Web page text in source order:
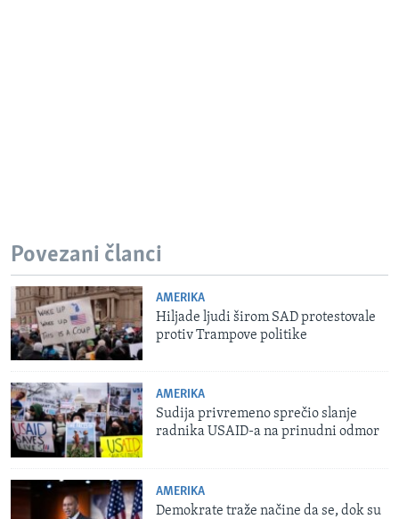
Povezani članci
AMERIKA
Hiljade ljudi širom SAD protestovale
protiv Trampove politike
AMERIKA
Sudija privremeno sprečio slanje
radnika USAID-a na prinudni odmor
AMERIKA
Demokrate traže načine da se, dok su